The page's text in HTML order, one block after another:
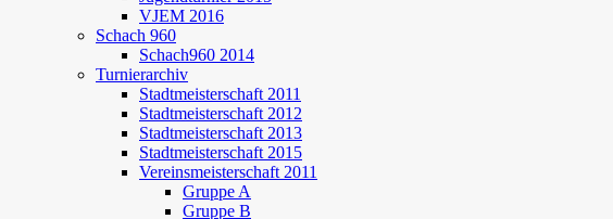
VJEM 2016
Schach 960
Schach960 2014
Turnierarchiv
Stadtmeisterschaft 2011
Stadtmeisterschaft 2012
Stadtmeisterschaft 2013
Stadtmeisterschaft 2015
Vereinsmeisterschaft 2011
Gruppe A
Gruppe B